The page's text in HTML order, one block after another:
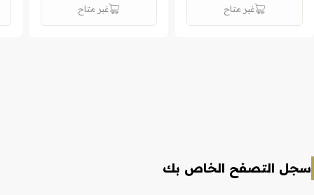
غير متاح غير متاح
سجل التصفح الخاص بك